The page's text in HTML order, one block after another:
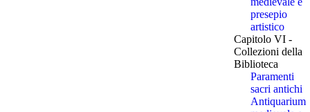
presepio
artistico
Capitolo VI -
Collezioni della
Biblioteca
Paramenti
sacri antichi
Antiquarium